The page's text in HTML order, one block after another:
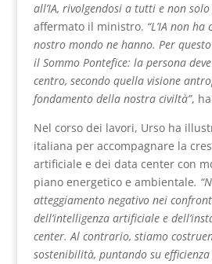
all’IA, rivolgendosi a tutti e non
affermato il ministro. “L’IA non
nostro mondo ne hanno. Per
il Sommo Pontefice: la persona
centro, secondo quella visione
fondamento della nostra civiltà”,
Nel corso dei lavori, Urso ha
italiana per accompagnare la
artificiale e dei data center con
piano energetico e ambientale.
atteggiamento negativo nei
dell’intelligenza artificiale e
center. Al contrario, stiamo
sostenibilità, puntando su